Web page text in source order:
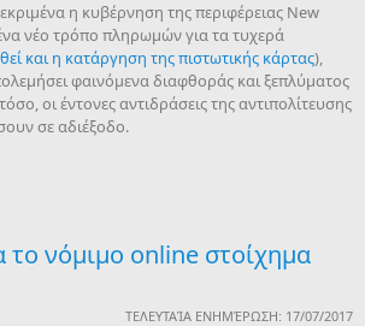
η κυβέρνηση της περιφέρειας New
νέο τρόπο πληρωμών για τα τυχερά
και η κατάργηση της πιστωτικής κάρτας),
φαινόμενα διαφθοράς και ξεπλύματος
οι έντονες αντιδράσεις της αντιπολίτευσης
σε αδιέξοδο.
το νόμιμο online στοίχημα
ΤΕΛΕΥΤΑΊΑ ΕΝΗΜΈΡΩΣΗ: 17/07/2017